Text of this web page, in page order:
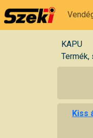
KAPU
Termék,
Kiss